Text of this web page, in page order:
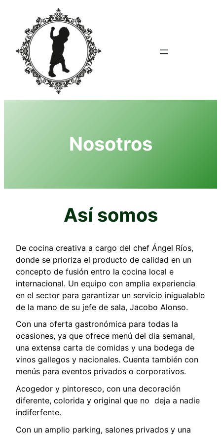
contenido
Nosotros
Así somos
De cocina creativa a cargo del chef Ángel Ríos,
donde se prioriza el producto de calidad en un
concepto de fusión entro la cocina local e
internacional. Un equipo con amplia experiencia
en el sector para garantizar un servicio inigualable
de la mano de su jefe de sala, Jacobo Alonso.
Con una oferta gastronómica para todas la
ocasiones, ya que ofrece menú del dia semanal,
una extensa carta de comidas y una bodega de
vinos gallegos y nacionales. Cuenta también con
menús para eventos privados o corporativos.
Acogedor y pintoresco, con una decoración
diferente, colorida y original que no deja a nadie
indiferfente.
Con un amplio parking, salones privados y una